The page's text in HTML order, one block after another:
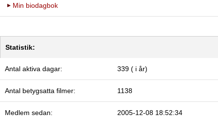
Min biodagbok
Statistik:
Antal aktiva dagar: 339 ( i år)
Antal betygsatta filmer: 1138
Medlem sedan: 2005-12-08 18:52:34